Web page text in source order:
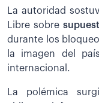
La autoridad
Libre sobre
durante los
la imagen del
internacional.
La polémica